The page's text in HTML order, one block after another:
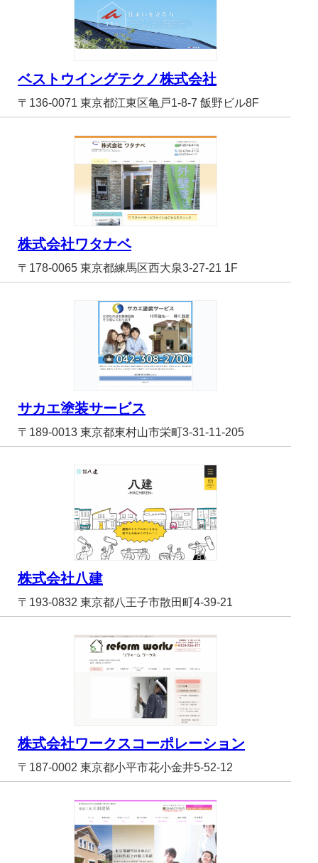
ベストウイングテクノ株式会社
〒136-0071 東京都江東区亀戸1-8-7 飯野ビル8F
株式会社ワタナベ
〒178-0065 東京都練馬区西大泉3-27-21 1F
サカエ塗装サービス
〒189-0013 東京都東村山市栄町3-31-11-205
株式会社八建
〒193-0832 東京都八王子市散田町4-39-21
株式会社ワークスコーポレーション
〒187-0002 東京都小平市花小金井5-52-12